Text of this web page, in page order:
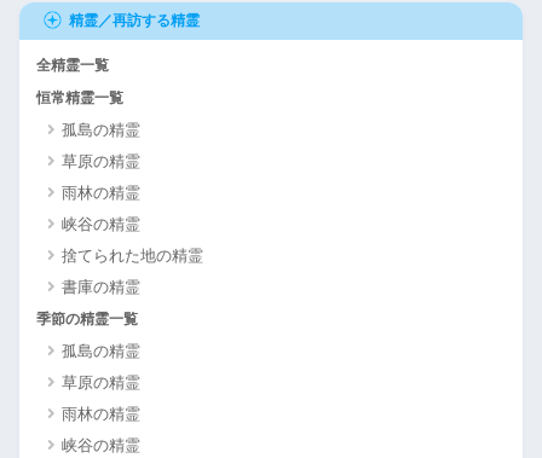
精霊／再訪する精霊
全精霊一覧
恒常精霊一覧
孤島の精霊
草原の精霊
雨林の精霊
峡谷の精霊
捨てられた地の精霊
書庫の精霊
季節の精霊一覧
孤島の精霊
草原の精霊
雨林の精霊
峡谷の精霊